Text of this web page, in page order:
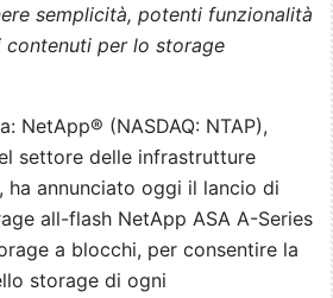
semplicità, potenti funzionalità
per lo storage
NetApp® (NASDAQ: NTAP),
settore delle infrastrutture
annunciato oggi il lancio di
all-flash NetApp ASA A-Series
a blocchi, per consentire la
storage di ogni